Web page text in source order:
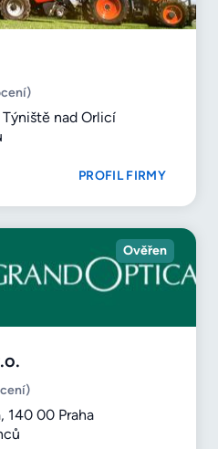
nad Orlicí
PROFIL FIRMY
Ověřen
140 00 Praha